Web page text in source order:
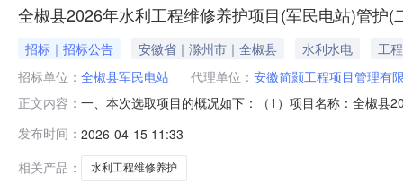
全椒县2026年水利工程维修养护项目(军民电站)管护(
招标｜招标公告 安徽省｜滁州市｜全椒县 水利水电
工程
招标单位： 全椒县军民电站 代理单位： 安徽简颢工程项目管理有
正文内容： 一、本次选取项目的概况如下：（1）项目名称：全椒县
3%）=29100.00元（7）标段划分：一个标段（8）服务
取
发布时间： 2026-04-15 11:33
相关产品：
水利工程维修养护